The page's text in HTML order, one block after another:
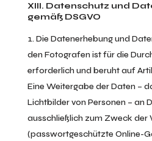
XIII. Datenschutz und
gemäß DSGVO
Die Datenerhebung und
den Fotografen ist für die
erforderlich und beruht auf
Eine Weitergabe der Daten –
Lichtbilder von Personen – an
ausschließlich zum Zweck der
(passwortgeschützte Online-